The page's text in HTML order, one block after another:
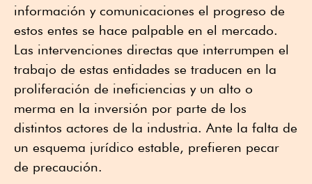
información y comunicaciones el progreso de
estos entes se hace palpable en el mercado.
Las intervenciones directas que interrumpen el
trabajo de estas entidades se traducen en la
proliferación de ineficiencias y un alto o
merma en la inversión por parte de los
distintos actores de la industria. Ante la falta de
un esquema jurídico estable, prefieren pecar
de precaución.